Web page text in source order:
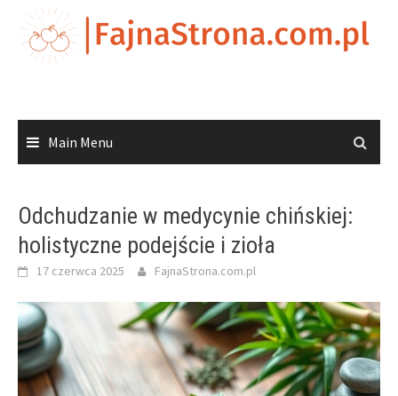
content
Main Menu
Odchudzanie w medycynie chińskiej:
holistyczne podejście i zioła
17 czerwca 2025 FajnaStrona.com.pl